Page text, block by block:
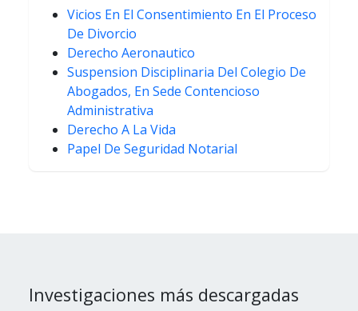
Vicios En El Consentimiento En El Proceso
De Divorcio
Derecho Aeronautico
Suspension Disciplinaria Del Colegio De
Abogados, En Sede Contencioso
Administrativa
Derecho A La Vida
Papel De Seguridad Notarial
Investigaciones más descargadas